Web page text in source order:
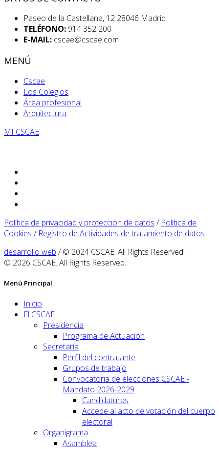
Paseo de la Castellana, 12 28046 Madrid
TELÉFONO: 914 352 200
E-MAIL: cscae@cscae.com
MENÚ
Cscae
Los Colegios
Área profesional
Arquitectura
MI CSCAE
Política de privacidad y protección de datos / Política de
Cookies / Registro de Actividades de tratamiento de datos
desarrollo web / © 2024 CSCAE. All Rights Reserved.
© 2026 CSCAE. All Rights Reserved.
Menú Principal
Inicio
El CSCAE
Presidencia
Programa de Actuación
Secretaría
Perfil del contratante
Grupos de trabajo
Convocatoria de elecciones CSCAE -
Mandato 2026-2029
Candidaturas
Accede al acto de votación del cuerpo
electoral
Organigrama
Asamblea